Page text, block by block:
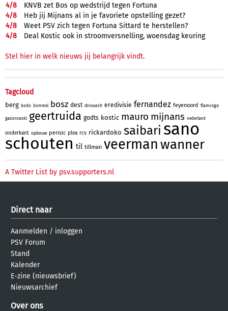
4/8
KNVB zet Bos op wedstrijd tegen Fortuna
4/8
Heb jij Mijnans al in je favoriete opstelling gezet?
4/8
Weet PSV zich tegen Fortuna Sittard te herstellen?
4/8 Deal Kostic ook in stroomversnelling, woensdag keuring
Stel hier in welk nieuws jij belangrijk vindt.
Tagcloud
berg bodo bommel bosz dest driouech eredivisie fernandez feyenoord flamingo
gasiorowski geertruida godts kostic mauro mijnans nederland
onderkant opbouw perisic plea rcv rickardoko saibari sano
schouten til tillman veermanwanner
A Twitter List by psv.supporters.nl
Direct naar
Aanmelden / inloggen
PSV Forum
Stand
Kalender
E-zine (nieuwsbrief)
Nieuwsarchief
Over ons